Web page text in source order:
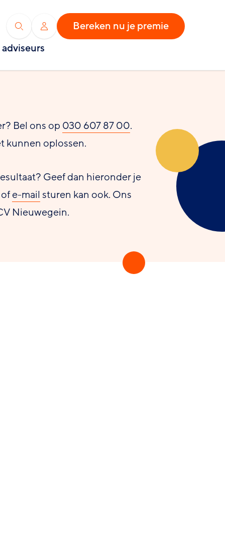
ZoekenInloggenBereken nu je premie
Bel ons op 030 607 87 00.
kunnen oplossen.
Geef dan hieronder je
e-mail sturen kan ook. Ons
Nieuwegein.